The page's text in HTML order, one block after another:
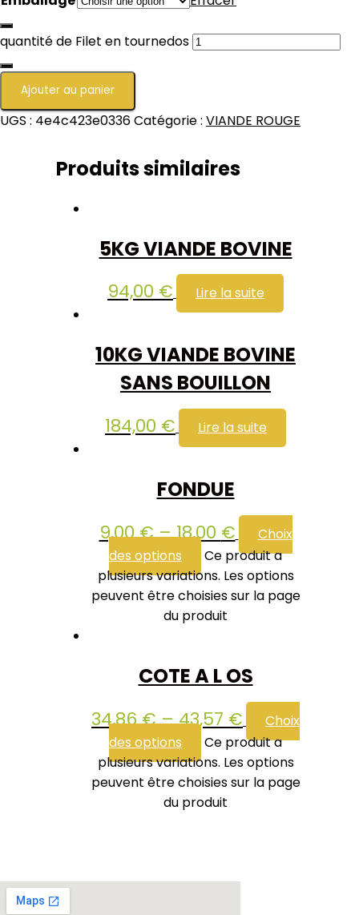
quantité de Filet en tournedos
Ajouter au panier
UGS : 4e4c423e0336Catégorie : VIANDE ROUGE
Produits similaires
5KG VIANDE BOVINE
94,00 € Lire la suite
10KG VIANDE BOVINE
SANS BOUILLON
184,00 € Lire la suite
FONDUE
9,00€–18,00 €
Choix
des options
Ce produit a
plusieurs variations. Les options
peuvent être choisies sur la page
du produit
COTE A L OS
34,86€–43,57 €
Choix
des options
Ce produit a
plusieurs variations. Les options
peuvent être choisies sur la page
du produit